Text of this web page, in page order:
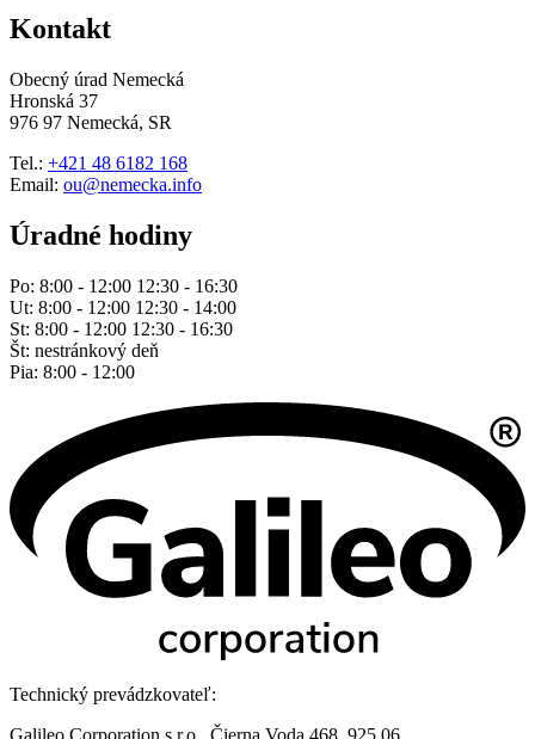
Kontakt
Obecný úrad Nemecká
Hronská 37
976 97 Nemecká, SR
Tel.: +421 48 6182 168
Email: ou@nemecka.info
Úradné hodiny
Po: 8:00 - 12:00 12:30 - 16:30
Ut: 8:00 - 12:00 12:30 - 14:00
St: 8:00 - 12:00 12:30 - 16:30
Št: nestránkový deň
Pia: 8:00 - 12:00
Technický prevádzkovateľ:
Galileo Corporation s.r.o., Čierna Voda 468, 925 06